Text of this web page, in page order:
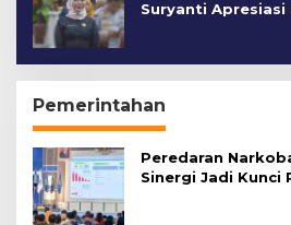
Suryanti Apresiasi
Pemerintahan
Peredaran
Sinergi Jadi Kunci